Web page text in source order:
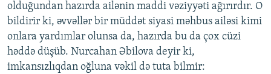
olduğundan hazırda ailənin maddi vəziyyəti ağırırdır. O
bildirir ki, əvvəllər bir müddət siyasi məhbus ailəsi kimi
onlara yardımlar olunsa da, hazırda bu da çox cüzi
həddə düşüb. Nurcahan Əbilova deyir ki,
imkansızlıqdan oğluna vəkil də tuta bilmir: